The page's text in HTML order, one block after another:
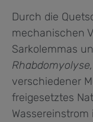
Durch die
mechanischen
Sarkolemmas
Rhabdomyolyse,
verschiedener
freigesetztes